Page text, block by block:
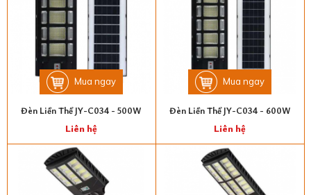
Mua ngay
Đèn Liền Thể JY-C034 - 500W
Liên hệ
Mua ngay
Đèn Liền Thể JY-C034 - 600W
Liên hệ